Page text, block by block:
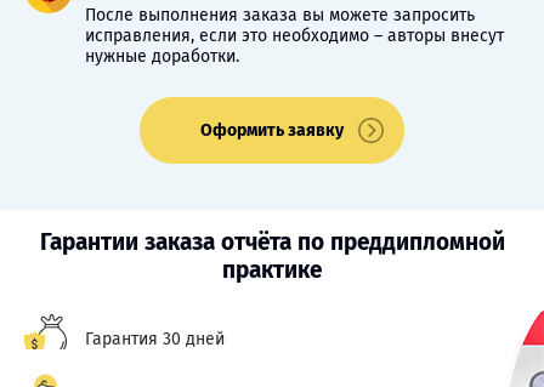
После выполнения заказа вы можете запросить
исправления, если это необходимо – авторы внесут
нужные доработки.
Оформить заявку
Гарантии заказа отчёта по преддипломной
практике
Гарантия 30 дней